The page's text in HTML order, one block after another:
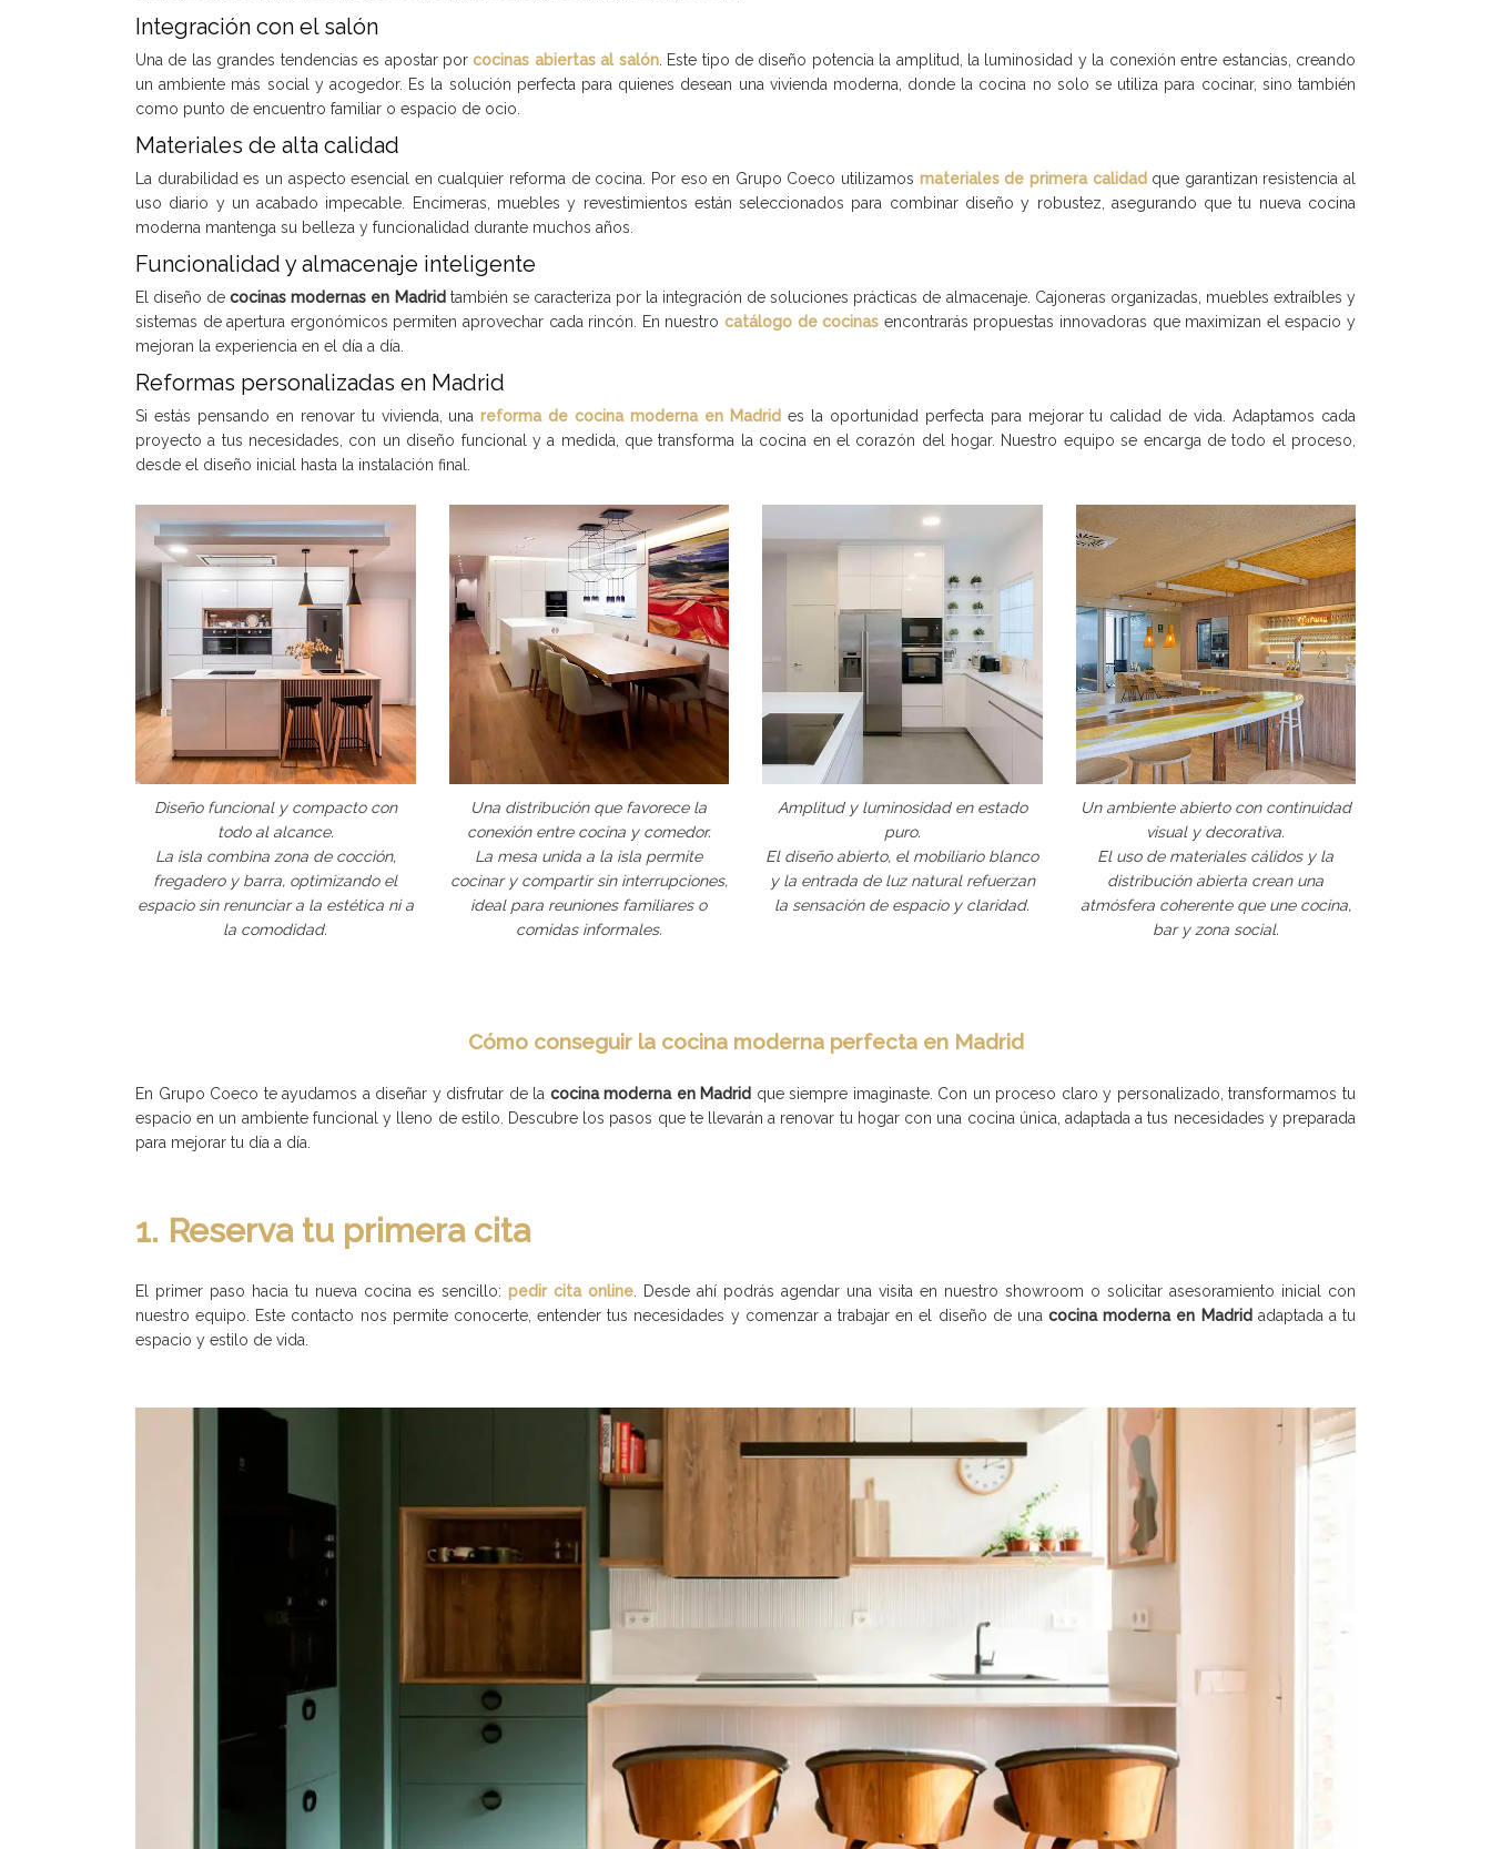
Integración con el salón
Una de las grandes tendencias es apostar porcocinas abiertas al salón. Este tipo de diseño potencia la amplitud, la luminosidad y la conexión entre estancias, creando
un ambiente más social y acogedor. Es la solución perfecta para quienes desean una vivienda moderna, donde la cocina no solo se utiliza para cocinar, sino también
como punto de encuentro familiar o espacio de ocio.
Materiales de alta calidad
La durabilidad es un aspecto esencial en cualquier reforma de cocina. Por eso en Grupo Coeco utilizamos materiales de primera calidad que garantizan resistencia al
uso diario y un acabado impecable. Encimeras, muebles y revestimientos están seleccionados para combinar diseño y robustez, asegurando que tu nueva cocina
moderna mantenga su belleza y funcionalidad durante muchos años.
Funcionalidad y almacenaje inteligente
El diseño decocinas modernas en Madrid también se caracteriza por la integración de soluciones prácticas de almacenaje. Cajoneras organizadas, muebles extraíbles y
sistemas de apertura ergonómicos permiten aprovechar cada rincón. En nuestro catálogo de cocinas encontrarás propuestas innovadoras que maximizan el espacio y
mejoran la experiencia en el día a día.
Reformas personalizadas en Madrid
Si estás pensando en renovar tu vivienda, unareforma de cocina moderna en Madrid es la oportunidad perfecta para mejorar tu calidad de vida. Adaptamos cada
proyecto a tus necesidades, con un diseño funcional y a medida, que transforma la cocina en el corazón del hogar. Nuestro equipo se encarga de todo el proceso,
desde el diseño inicial hasta la instalación final.
Diseño funcional y compacto con
todo al alcance.
La isla combina zona de cocción,
fregadero y barra, optimizando el
espacio sin renunciar a la estética ni a
la comodidad.
Una distribución que favorece la
conexión entre cocina y comedor.
La mesa unida a la isla permite
cocinar y compartir sin interrupciones,
ideal para reuniones familiares o
comidas informales.
Amplitud y luminosidad en estado
puro.
El diseño abierto, el mobiliario blanco
y la entrada de luz natural refuerzan
la sensación de espacio y claridad.
Un ambiente abierto con continuidad
visual y decorativa.
El uso de materiales cálidos y la
distribución abierta crean una
atmósfera coherente que une cocina,
bar y zona social.
Cómo conseguir la cocina moderna perfecta en Madrid
En Grupo Coeco te ayudamos a diseñar y disfrutar de la cocina moderna en Madrid que siempre imaginaste. Con un proceso claro y personalizado, transformamos tu
espacio en un ambiente funcional y lleno de estilo. Descubre los pasos que te llevarán a renovar tu hogar con una cocina única, adaptada a tus necesidades y preparada
para mejorar tu día a día.
1. Reserva tu primera cita
El primer paso hacia tu nueva cocina es sencillo: pedir cita online. Desde ahí podrás agendar una visita en nuestro showroom o solicitar asesoramiento inicial con
nuestro equipo. Este contacto nos permite conocerte, entender tus necesidades y comenzar a trabajar en el diseño de unacocina moderna en Madrid adaptada a tu
espacio y estilo de vida.